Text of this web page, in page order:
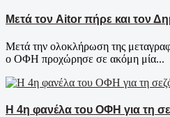
Μετά τον Aitor πήρε και τον
Μετά την ολοκλήρωση της
ο ΟΦΗ προχώρησε σε ακόμη μία...
Η 4η φανέλα του ΟΦΗ για τη